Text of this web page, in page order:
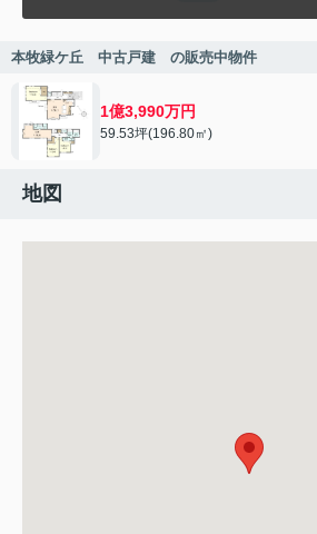
本牧緑ケ丘 中古戸建 の販売中物件
1億3,990万円
59.53坪(196.80㎡)
地図